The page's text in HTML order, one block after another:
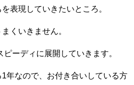
表現していきたいところ。
くいきません。
ーディに展開していきます。
年なので、お付き合いしている方